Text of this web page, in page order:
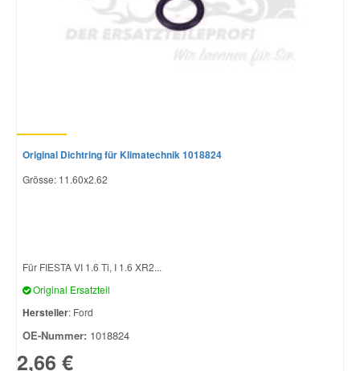
Original Dichtring für Klimatechnik 1018824
Grösse: 11.60x2.62
Für FIESTA VI 1.6 Ti, I 1.6 XR2...
Original Ersatzteil
Hersteller: Ford
OE-Nummer: 1018824
2,66 €